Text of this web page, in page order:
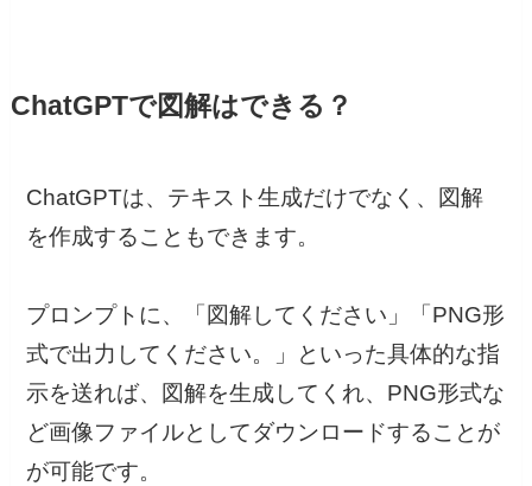
ChatGPTで図解はできる？
ChatGPTは、テキスト生成だけでなく、図解
を作成することもできます。
プロンプトに、「図解してください」「PNG形
式で出力してください。」といった具体的な指
示を送れば、図解を生成してくれ、PNG形式な
ど画像ファイルとしてダウンロードすることが
が可能です。